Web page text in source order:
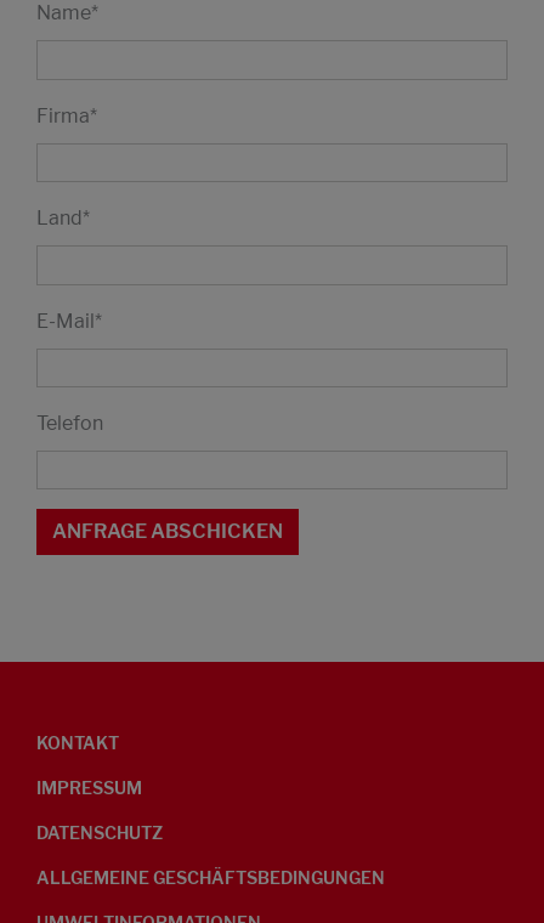
Name*
Firma*
Land*
E-Mail*
Telefon
KONTAKT
IMPRESSUM
DATENSCHUTZ
ALLGEMEINE GESCHÄFTSBEDINGUNGEN